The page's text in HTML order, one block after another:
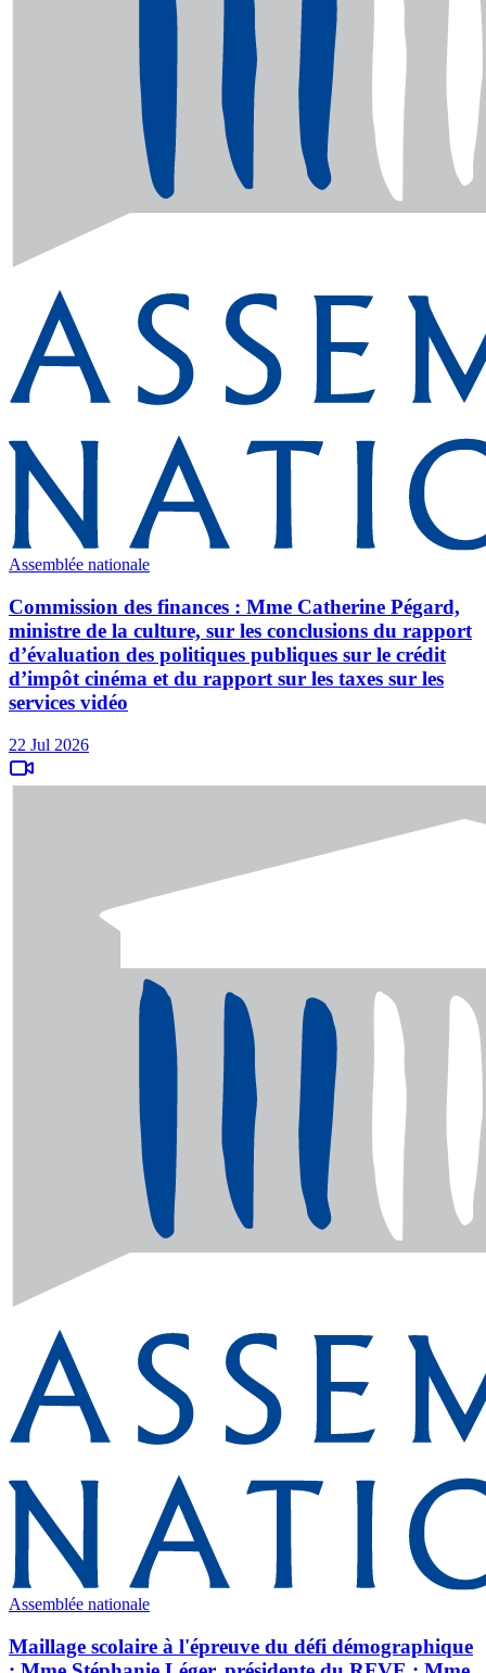
Assemblée nationale
Commission des finances : Mme Catherine Pégard,
ministre de la culture, sur les conclusions du rapport
d’évaluation des politiques publiques sur le crédit
d’impôt cinéma et du rapport sur les taxes sur les
services vidéo
22 Jul 2026
Assemblée nationale
Maillage scolaire à l'épreuve du défi démographique